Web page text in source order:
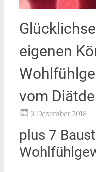
eigenen
vom
9. Dezember 2018
plus 7